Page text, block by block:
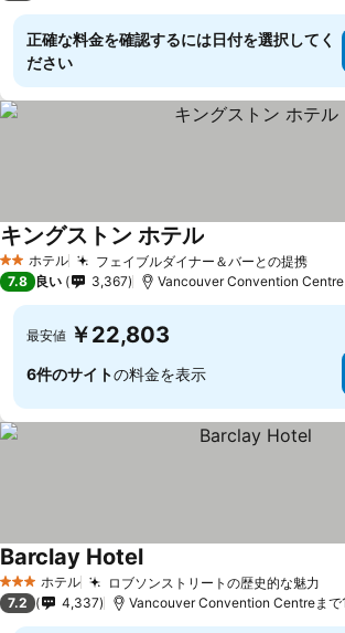
正確な料金を確認するには日付を選択してく
ださい
2 ホテルのランク
ホテル フェイブルダイナー＆バーとの提携料金
キングストン ホテル
7.8 良い 3,367 Vancouver Convention
最安値 ￥22,803
6件のサイトの料金を表示
3 ホテルのランク
ホテル ロブソンストリートの歴史的な魅力
Barclay Hotel料金を表示
7.2 4,337 Vancouver Convention Centreまで